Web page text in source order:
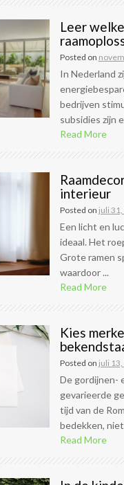
Leer
Posted on
In Nederland
bedrijven
subsidies zijn
Read More
interieur
Posted on juli
Een licht en
ideaal. Het
Grote ramen
waardoor ...
Read More
Kies
Posted on juli
De gordijnen-
gevarieerde
tijd van de
bedekken, niet
Read More